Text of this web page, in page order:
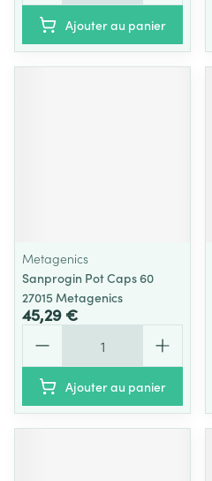
Ajouter au panier
Metagenics
Sanprogin Pot Caps 60
27015 Metagenics
45,29 €
Ajouter au panier